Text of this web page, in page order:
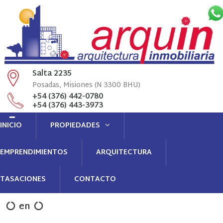
Salta 2235
Posadas, Misiones (N 3300 BHU)
+54 (376) 442-0780
+54 (376) 443-3973
info@arquin.com.ar
administracion@arquin.com.ar
Contacto
INICIO PROPIEDADES
EMPRENDIMIENTOS ARQUITECTURA
TASACIONES CONTACTO
en